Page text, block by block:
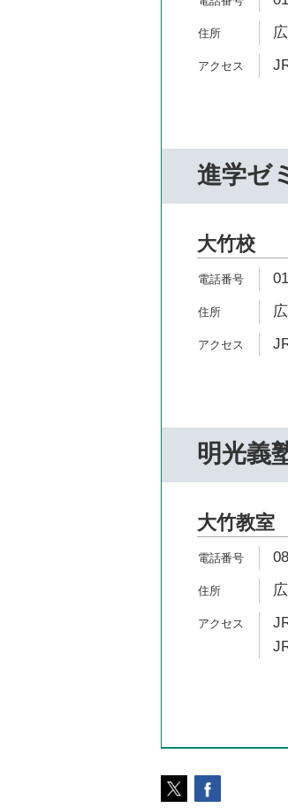
進学ゼ
大竹校
明光義
大竹教室